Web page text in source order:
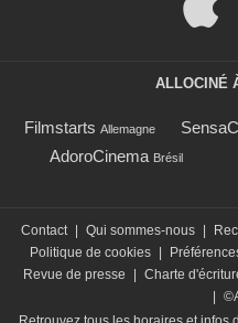
ALLOCINÉ
Filmstarts Allemagne
AdoroCinema Brésil
Contact | Qui sommes-nous |
Politique de cookies |
Revue de presse
| Charte
|